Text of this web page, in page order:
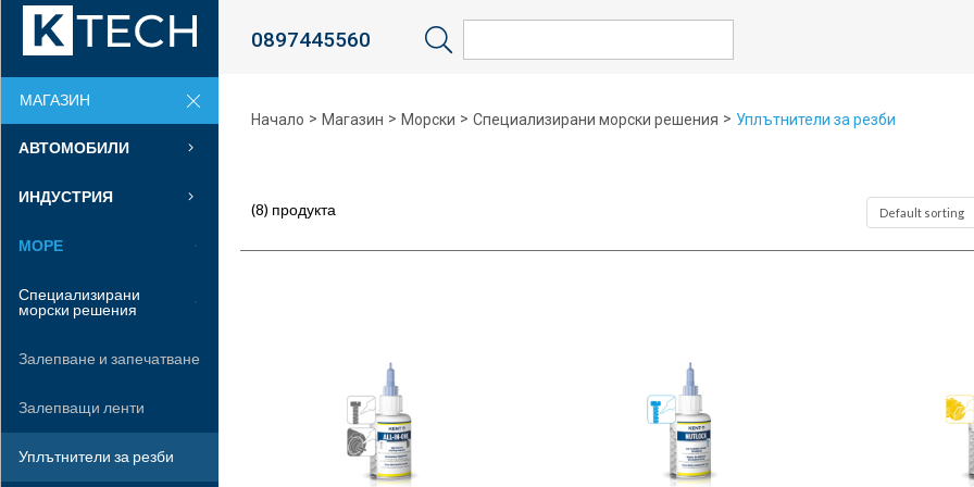
0897445560
МАГАЗИН
АВТОМОБИЛИ
ИНДУСТРИЯ
МОРЕ
Специализирани
морски решения
Залепване и запечатване
Залепващи ленти
Уплътнители за резби
Начало > Магазин > Морски > Специализирани морски решения > Уплътнители за резби
(8) продукта